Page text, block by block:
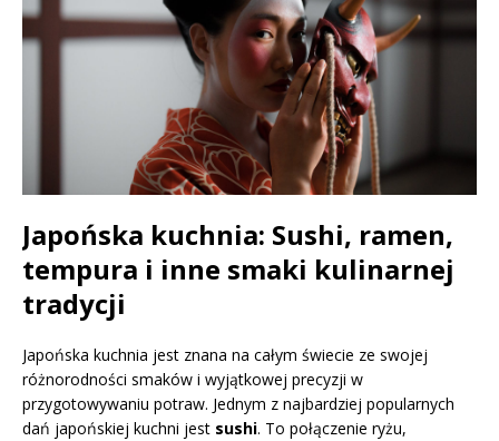
Japońska kuchnia: Sushi, ramen,
tempura i inne smaki kulinarnej
tradycji
Japońska kuchnia jest znana na całym świecie ze swojej
różnorodności smaków i wyjątkowej precyzji w
przygotowywaniu potraw. Jednym z najbardziej popularnych
dań japońskiej kuchni jest sushi. To połączenie ryżu,